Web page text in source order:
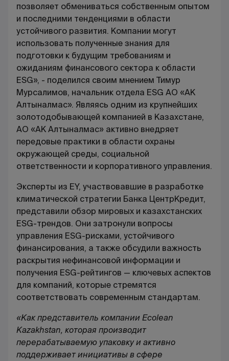
позволяет обмениваться собственным опытом
и последними тенденциями в области
устойчивого развития. Компании могут
использовать полученные знания для
подготовки к будущим требованиям и
ожиданиям финансового сектора к области
ESG», - поделился своим мнением Тимур
Мурсалимов, начальник отдела ESG АО «АК
Алтыналмас». Являясь одним из крупнейших
золотодобывающей компанией в Казахстане,
АО «АК Алтыналмас» активно внедряет
передовые практики в области охраны
окружающей среды, социальной
ответственности и корпоративного управления.
Эксперты из EY, участвовавшие в разработке
климатической стратегии Банка ЦентрКредит,
представили обзор мировых и казахстанских
ESG-трендов. Они затронули вопросы
управления ESG-рисками, устойчивого
финансирования, а также обсудили важность
раскрытия нефинансовой информации и
получения ESG-рейтингов — ключевых аспектов
для компаний, которые стремятся
соответствовать современным стандартам.
«Как представитель компании Ecolean
Kazakhstan, которая производит
перерабатываемую упаковку и активно
поддерживает инициативы в сфере